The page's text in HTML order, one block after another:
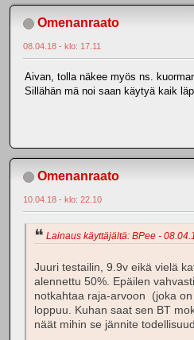
Omenanraato
08.04.18 - klo: 17.11
Aivan, tolla näkee myös ns.
Sillähän mä noi saan käytyä kaik
Omenanraato
10.04.18 - klo: 22.10
Lainaus käyttäjältä: BPee -
Juuri testailin, 9.9v eikä vielä
alennettu 50%. Epäilen
notkahtaa raja-arvoon (joka
loppuu. Kuhan saat sen BT
näät mihin se jännite